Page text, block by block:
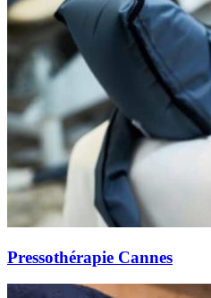
Pressothérapie Cannes